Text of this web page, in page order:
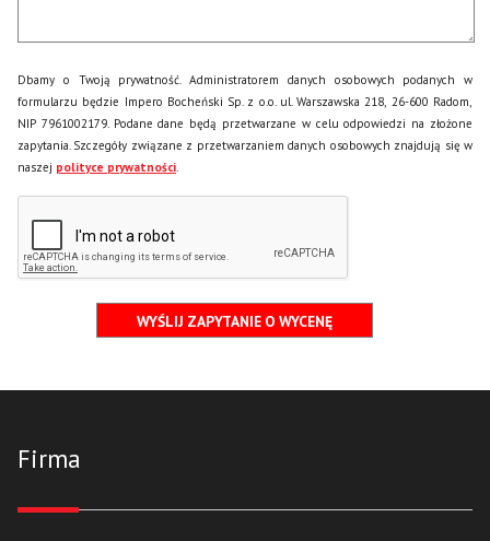
Dbamy o Twoją prywatność. Administratorem danych osobowych podanych w
formularzu będzie Impero Bocheński Sp. z o.o. ul. Warszawska 218, 26-600 Radom,
NIP 7961002179. Podane dane będą przetwarzane w celu odpowiedzi na złożone
zapytania. Szczegóły związane z przetwarzaniem danych osobowych znajdują się w
naszej polityce prywatności
Firma